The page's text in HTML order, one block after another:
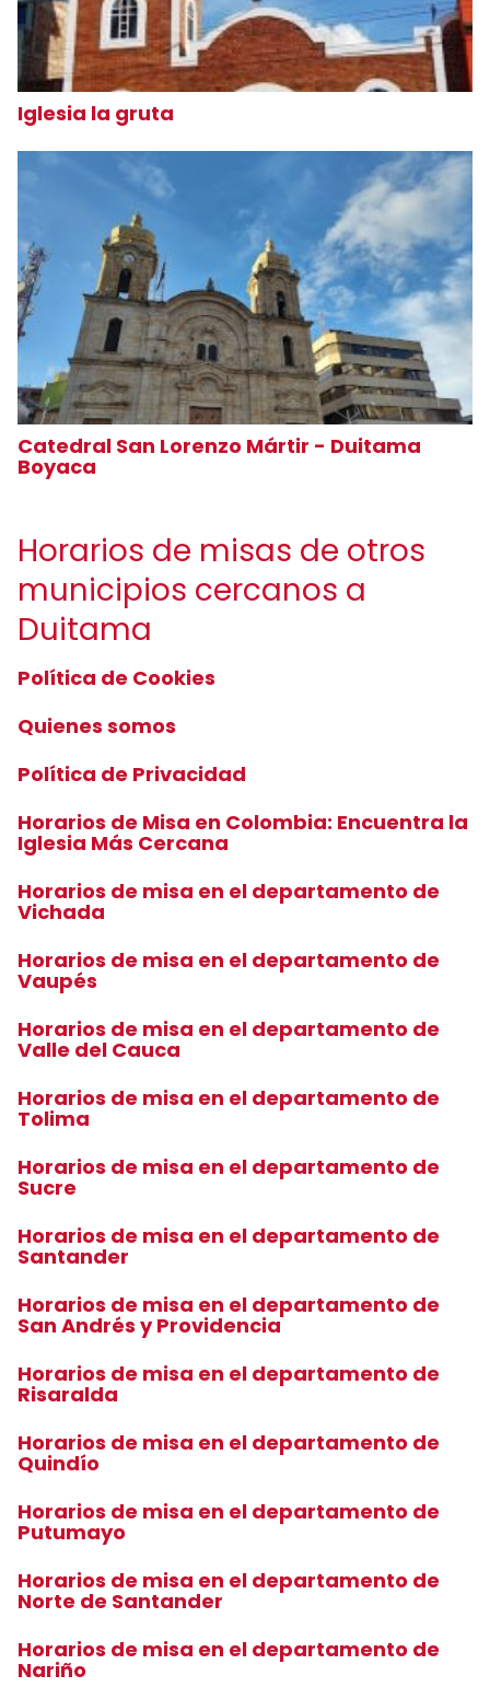
Iglesia la gruta
Catedral San Lorenzo Mártir - Duitama
Boyaca
Horarios de misas de otros
municipios cercanos a
Duitama
Política de Cookies
Quienes somos
Política de Privacidad
Horarios de Misa en Colombia: Encuentra la
Iglesia Más Cercana
Horarios de misa en el departamento de
Vichada
Horarios de misa en el departamento de
Vaupés
Horarios de misa en el departamento de
Valle del Cauca
Horarios de misa en el departamento de
Tolima
Horarios de misa en el departamento de
Sucre
Horarios de misa en el departamento de
Santander
Horarios de misa en el departamento de
San Andrés y Providencia
Horarios de misa en el departamento de
Risaralda
Horarios de misa en el departamento de
Quindío
Horarios de misa en el departamento de
Putumayo
Horarios de misa en el departamento de
Norte de Santander
Horarios de misa en el departamento de
Nariño